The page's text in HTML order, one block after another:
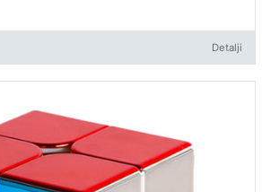
Detalji